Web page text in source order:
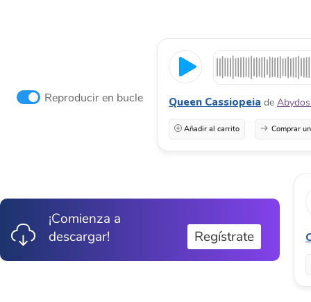
Reproducir en bucle Queen Cassiopeia de
Añadir al carrito Comprar
¡Comienza a
descargar!
Regístrate